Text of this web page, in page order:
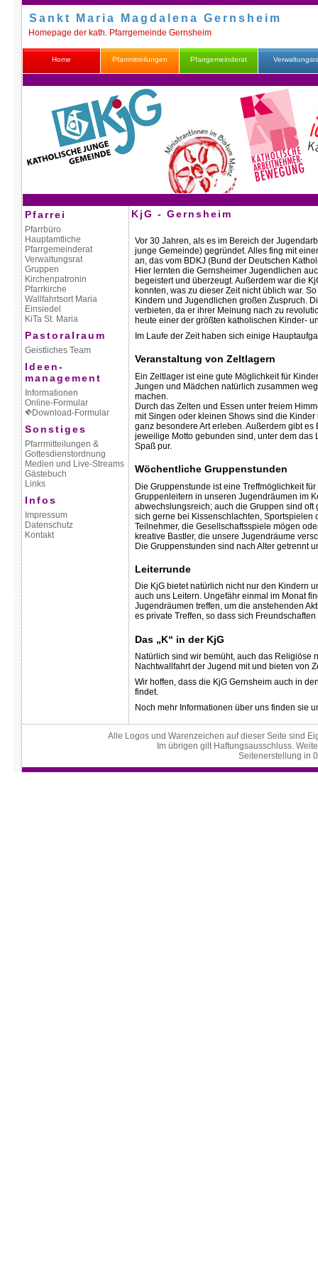
Sankt Maria Magdalena Gernsheim
Homepage der kath. Pfarrgemeinde Gernsheim
Home Pfarrmitteilungen Pfarrgemeinderat
Pfarrei
Pfarrbüro
Hauptamtliche
Pfarrgemeinderat
Verwaltungsrat
Gruppen
Kirchenpatronin
Pfarrkirche
Wallfahrtsort Maria
Einsiedel
KiTa St. Maria
Pastoralraum
Geistliches Team
Ideen-
management
Informationen
Online-Formular
Download-Formular
Sonstiges
Pfarrmitteilungen &
Gottesdienstordnung
Medien und Live-Streams
Gästebuch
Links
Infos
Impressum
Datenschutz
Kontakt
KjG - Gernsheim
Vor 30 Jahren, als es im Bereich der
junge Gemeinde) gegründet. Alles fing mit
an, das vom BDKJ (Bund der Deutschen
Hier lernten die Gernsheimer Jugendlichen
begeistert und überzeugt. Außerdem war die
konnten, was zu dieser Zeit nicht üblich war.
Kindern und Jugendlichen großen Zuspruch.
verbieten, da er ihrer Meinung nach zu
heute einer der größten katholischen Kinder-
Im Laufe der Zeit haben sich einige
Veranstaltung von Zeltlagern
Ein Zeltlager ist eine gute Möglichkeit für
Jungen und Mädchen natürlich zusammen
machen.
Durch das Zelten und Essen unter freiem
mit Singen oder kleinen Shows sind die
ganz besondere Art erleben. Außerdem gibt
jeweilige Motto gebunden sind, unter dem das
Spaß pur.
Wöchentliche Gruppenstunden
Die Gruppenstunde ist eine Treffmöglichkeit
Gruppenleitern in unseren Jugendräumen im
abwechslungsreich; auch die Gruppen sind
sich gerne bei Kissenschlachten,
Teilnehmer, die Gesellschaftsspiele mögen
kreative Bastler, die unsere Jugendräume
Die Gruppenstunden sind nach Alter getrennt
Leiterrunde
Die KjG bietet natürlich nicht nur den Kindern
auch uns Leitern. Ungefähr einmal im Monat
Jugendräumen treffen, um die anstehenden
es private Treffen, so dass sich
Das „K“ in der KjG
Natürlich sind wir bemüht, auch das Religiöse
Nachtwallfahrt der Jugend mit und bieten von
Wir hoffen, dass die KjG Gernsheim auch in
findet.
Noch mehr Informationen über uns finden sie
Alle Logos und Warenzeichen auf dieser Seite sind
Im übrigen gilt Haftungsausschluss.
Seitenerstellung in